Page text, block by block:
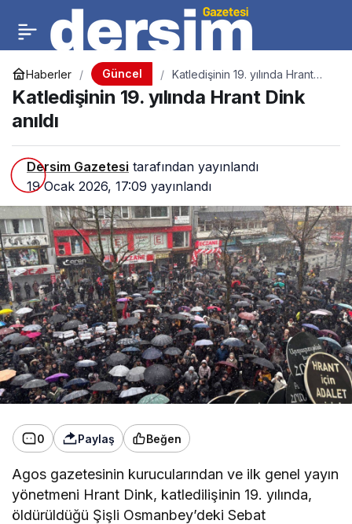
Haberler Güncel
Katledişinin 19. yılında Hrant
Dink anıldı
Katledişinin 19. yılında Hrant Dink
anıldı
Dersim Gazetesi tarafından yayınlandı
19 Ocak 2026, 17:09 yayınlandı
0 Paylaş Beğen
Agos gazetesinin kurucularından ve ilk genel yayın
yönetmeni Hrant Dink, katledilişinin 19. yılında,
öldürüldüğü Şişli Osmanbey’deki Sebat